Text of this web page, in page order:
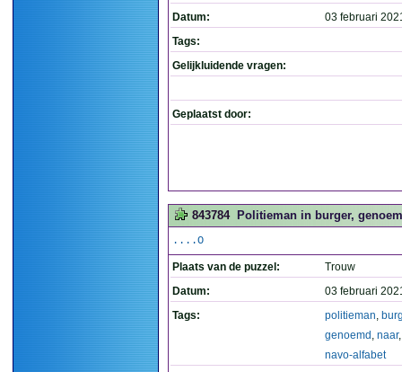
Datum:
03 februari
Tags:
Gelijkluidende vragen:
Geplaatst door:
843784 Politieman in burger,
....O
Plaats van de puzzel:
Trouw
Datum:
03 februari
Tags:
politieman,
genoemd , naar
navo-alfabet